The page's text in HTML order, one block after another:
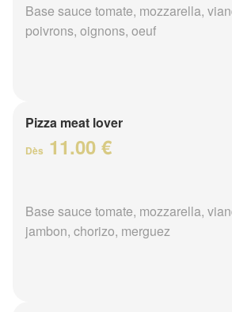
Base sauce tomate, mozzarella,
poivrons, oignons, oeuf
Pizza meat lover
Dès 11.00 €
Base sauce tomate, mozzarella,
jambon, chorizo, merguez